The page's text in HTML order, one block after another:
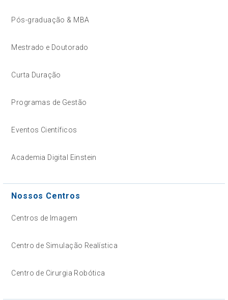
Pós-graduação & MBA
Mestrado e Doutorado
Curta Duração
Programas de Gestão
Eventos Científicos
Academia Digital Einstein
Nossos Centros
Centros de Imagem
Centro de Simulação Realística
Centro de Cirurgia Robótica